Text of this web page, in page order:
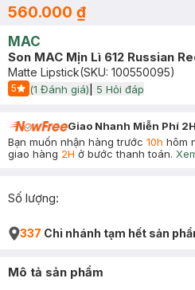
560.000 ₫
MAC
Son MAC Mịn Lì 612 Russian
Matte Lipstick(SKU: 100550095)
5
Start Icon
(1 Đánh giá) 5 Hỏi đáp
Giao Nhanh Miễn Phí 2H
Bạn muốn nhận hàng trước 10h hôm
giao hàng 2H ở bước thanh toán.
Số lượng:
337 Chi nhánh tạm hết sản
Mô tả sản phẩm